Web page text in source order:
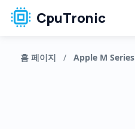
CpuTronic
홈 페이지 / Apple M Series